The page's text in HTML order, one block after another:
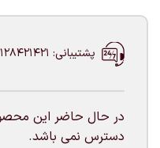
پشتیبانی: 02128421421
در حال حاضر این
دسترس نمی باشد.